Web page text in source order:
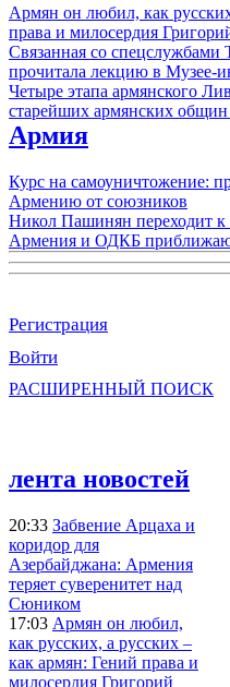
Армян он любил, как
права и милосердия
Связанная со
прочитала лекцию в Музее-
Четыре этапа армянского
старейших армянских
Армия
Курс на самоуничтожение:
Армению от союзников
Никол Пашинян переходит к
Армения и ОДКБ
Регистрация
Войти
РАСШИРЕННЫЙ ПОИСК
лента новостей
20:33 Забвение Арцаха и
коридор для
Азербайджана: Армения
теряет суверенитет над
Сюником
17:03 Армян он любил,
как русских, а русских –
как армян: Гений права и
милосердия Григорий